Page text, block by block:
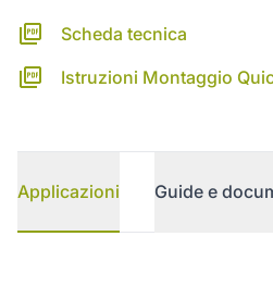
Scheda tecnica
Istruzioni Montaggio
Applicazioni Guide e